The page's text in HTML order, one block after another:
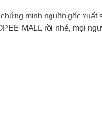
minh nguồn gốc
MALL rồi nhé, mọi